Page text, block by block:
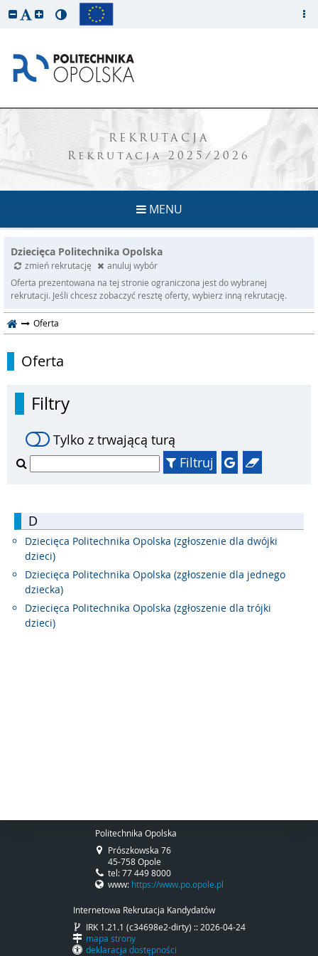
REKRUTACJA
Rekrutacja 2025/2026
MENU
Dziecięca Politechnika Opolska
zmień rekrutację
anuluj wybór
Oferta prezentowana na tej stronie ograniczona jest do wybranej
rekrutacji. Jeśli chcesz zobaczyć resztę oferty, wybierz inną rekrutację.
Oferta
Oferta
Filtry
Tylko z trwającą turą
Filtruj
D
Dziecięca Politechnika Opolska (zgłoszenie dla dwójki
dzieci)
Dziecięca Politechnika Opolska (zgłoszenie dla jednego
dziecka)
Dziecięca Politechnika Opolska (zgłoszenie dla trójki
dzieci)
Politechnika Opolska
Prószkowska 76
45-758 Opole
tel: 77 449 8000
www: https://www.po.opole.pl
Internetowa Rekrutacja Kandydatów
IRK 1.21.1 (c34698e2-dirty) :: 2026-04-24
mapa strony
deklaracja dostępności